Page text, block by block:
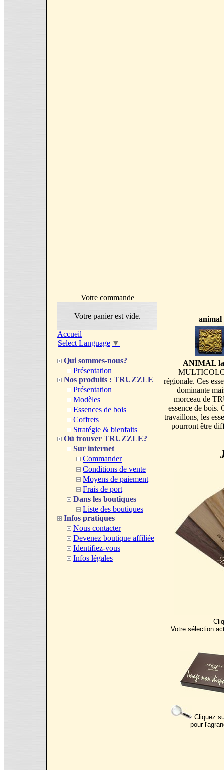
Votre commande
Votre panier est vide.
Accueil
Select Language ▼
Qui sommes-nous?
Présentation
Nos produits : TRUZZLE
Présentation
Modèles
Essences de bois
Coffrets
Stratégie & bienfaits
Où trouver TRUZZLE?
Sur internet
Commander
Conditions de vente
Moyens de paiement
Frais de port
Dans les boutiques
Liste des boutiques
Infos pratiques
Nous contacter
Devenez boutique affiliée
Identifiez-vous
Infos légales
animal
ANIMAL
régionale. Ces
dominante
morceau de
essence de bois.
travaillons, les
pourront être
Votre sélection
Cliquez
pour